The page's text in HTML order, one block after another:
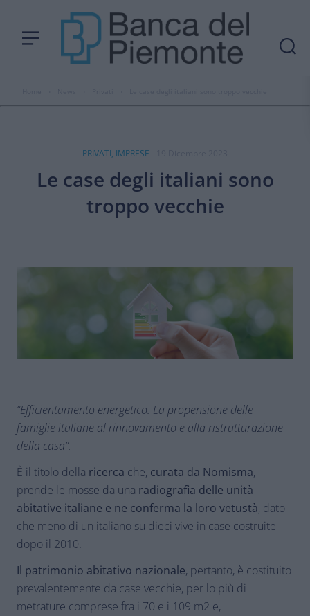
PRIVATI, IMPRESE
Le case degli italiani sono
troppo vecchie
“Efficientamento energetico. La propensione delle
famiglie italiane al rinnovamento e alla ristrutturazione
della casa”.
È il titolo della ricerca che, curata da Nomisma,
prende le mosse da una radiografia delle unità
abitative italiane e ne conferma la loro vetustà, dato
che meno di un italiano su dieci vive in case costruite
dopo il 2010.
Il patrimonio abitativo nazionale, pertanto, è costituito
prevalentemente da case vecchie, per lo più di
metrature comprese fra i 70 e i 109 m2 e,